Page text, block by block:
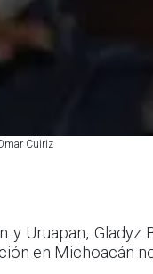
Cuiriz
y Uruapan, Gladyz
en Michoacán